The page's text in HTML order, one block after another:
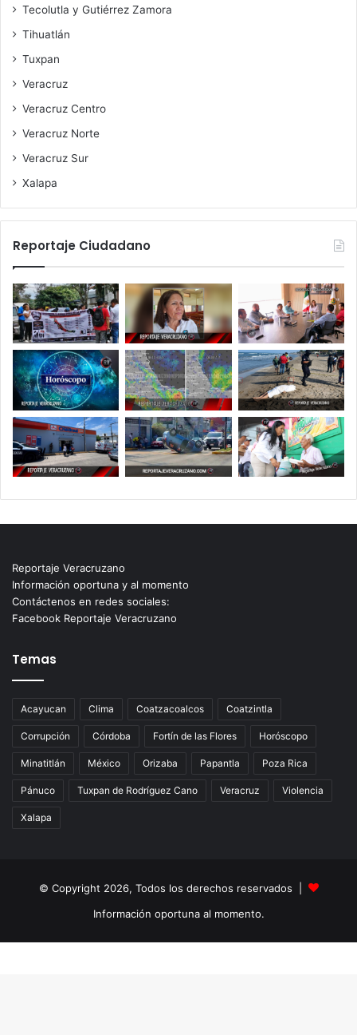
Tecolutla y Gutiérrez Zamora
Tihuatlán
Tuxpan
Veracruz
Veracruz Centro
Veracruz Norte
Veracruz Sur
Xalapa
Reportaje Ciudadano
Reportaje Veracruzano
Información oportuna y al momento
Contáctenos en redes sociales:
Facebook Reportaje Veracruzano
Temas
Acayucan Clima Coatzacoalcos Coatzintla
Corrupción Córdoba Fortín de las Flores Horóscopo
Minatitlán México Orizaba Papantla Poza Rica
Pánuco Tuxpan de Rodríguez Cano Veracruz Violencia
Xalapa
© Copyright 2026, Todos los derechos reservados |
Información oportuna al momento.